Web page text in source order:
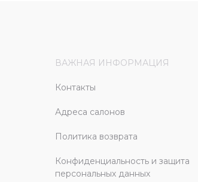
ВАЖНАЯ ИНФОРМАЦИЯ
Контакты
Адреса салонов
Политика возврата
Конфиденциальность и защита
персональных данных